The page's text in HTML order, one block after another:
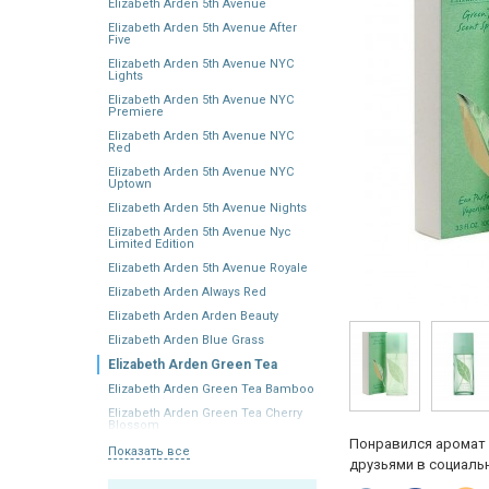
Elizabeth Arden 5th Avenue
Elizabeth Arden 5th Avenue After
Five
Elizabeth Arden 5th Avenue NYC
Lights
Elizabeth Arden 5th Avenue NYC
Premiere
Elizabeth Arden 5th Avenue NYC
Red
Elizabeth Arden 5th Avenue NYC
Uptown
Elizabeth Arden 5th Avenue Nights
Elizabeth Arden 5th Avenue Nyc
Limited Edition
Elizabeth Arden 5th Avenue Royale
Elizabeth Arden Always Red
Elizabeth Arden Arden Beauty
Elizabeth Arden Blue Grass
Elizabeth Arden Green Tea
Elizabeth Arden Green Tea Bamboo
Elizabeth Arden Green Tea Cherry
Blossom
Показать все
Понравился аромат
друзьями в